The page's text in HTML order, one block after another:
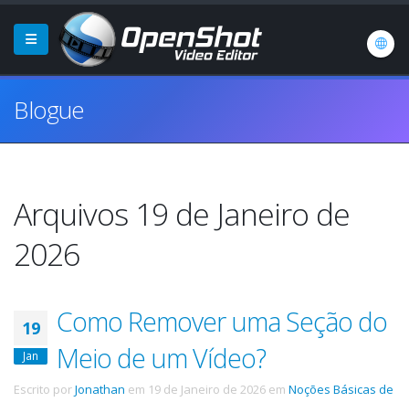
Blogue
Arquivos 19 de Janeiro de
2026
19
Jan
Como Remover uma Seção do
Meio de um Vídeo?
Escrito porJonathan em 19 de Janeiro de 2026 em Noções Básicas de